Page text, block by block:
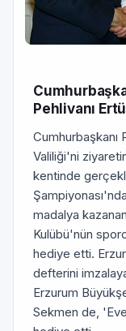
Pehlivanı
Cumhurbaşkanı
Valiliği'ni
kentinde
madalya
Kulübü'nün
hediye etti.
defterini
Erzurum
Sekmen de,